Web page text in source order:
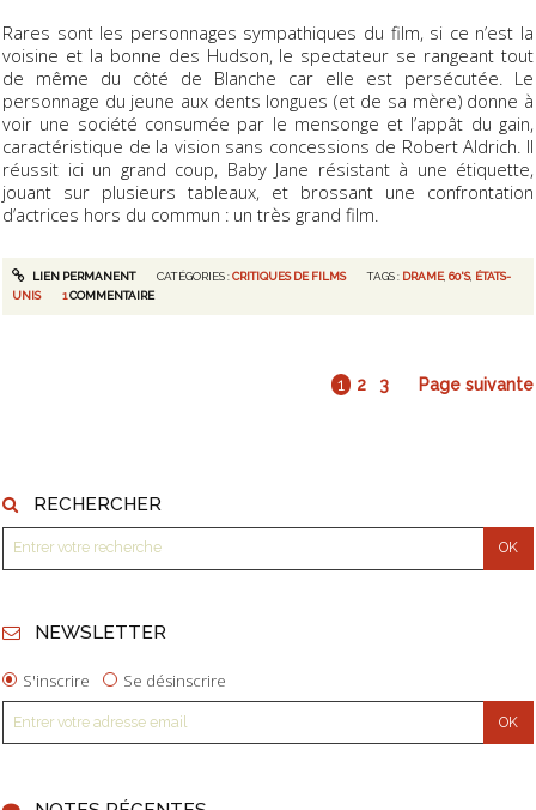
Rares sont les personnages sympathiques du film, si ce n’est la
voisine et la bonne des Hudson, le spectateur se rangeant tout
de même du côté de Blanche car elle est persécutée. Le
personnage du jeune aux dents longues (et de sa mère) donne à
voir une société consumée par le mensonge et l’appât du gain,
caractéristique de la vision sans concessions de Robert Aldrich. Il
réussit ici un grand coup, Baby Jane résistant à une étiquette,
jouant sur plusieurs tableaux, et brossant une confrontation
d’actrices hors du commun : un très grand film.
LIEN PERMANENT CATÉGORIES :CRITIQUES DE FILMS TAGS : DRAME ,60'S, ÉTATS-
UNIS
1 COMMENTAIRE
1 2 3 Page suivante
RECHERCHER
NEWSLETTER
S'inscrire Se désinscrire